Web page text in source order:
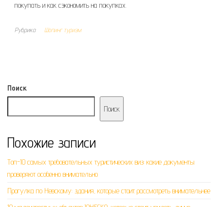
покупать и как сэкономить на покупках.
Рубрика Шопинг туризм
Поиск
Поиск
Похожие записи
Топ-10 самых требовательных туристических виз: какие документы
проверяют особенно внимательно
Прогулка по Невскому: здания, которые стоит рассмотреть внимательнее